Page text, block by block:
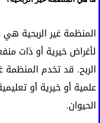
المنظمة غير الربحية
لأغراض خيرية أو ذات
الربح. قد تخدم المنظمة
علمية أو خيرية أو
الحيوان.